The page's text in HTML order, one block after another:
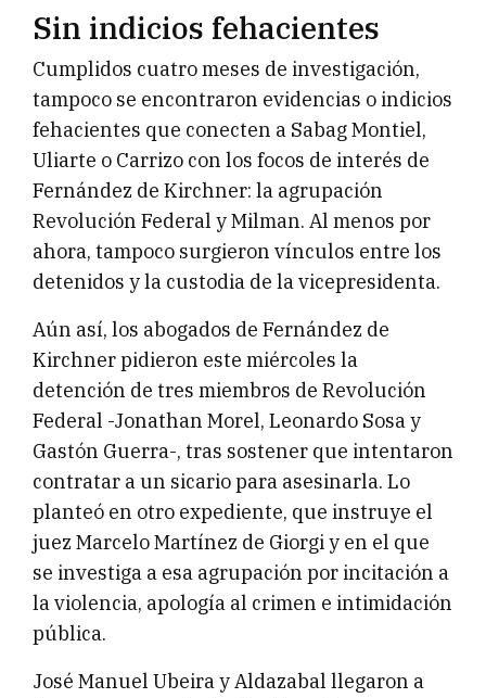
Sin indicios fehacientes
Cumplidos cuatro meses de investigación,
tampoco se encontraron evidencias o indicios
fehacientes que conecten a Sabag Montiel,
Uliarte o Carrizo con los focos de interés de
Fernández de Kirchner: la agrupación
Revolución Federal y Milman. Al menos por
ahora, tampoco surgieron vínculos entre los
detenidos y la custodia de la vicepresidenta.
Aún así, los abogados de Fernández de
Kirchner pidieron este miércoles la
detención de tres miembros de Revolución
Federal -Jonathan Morel, Leonardo Sosa y
Gastón Guerra-, tras sostener que intentaron
contratar a un sicario para asesinarla. Lo
planteó en otro expediente, que instruye el
juez Marcelo Martínez de Giorgi y en el que
se investiga a esa agrupación por incitación a
la violencia, apología al crimen e intimidación
pública.
José Manuel Ubeira y Aldazabal llegaron a